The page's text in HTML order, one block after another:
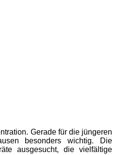
Gerade für die jüngeren
besonders wichtig. Die
ausgesucht, die vielfältige